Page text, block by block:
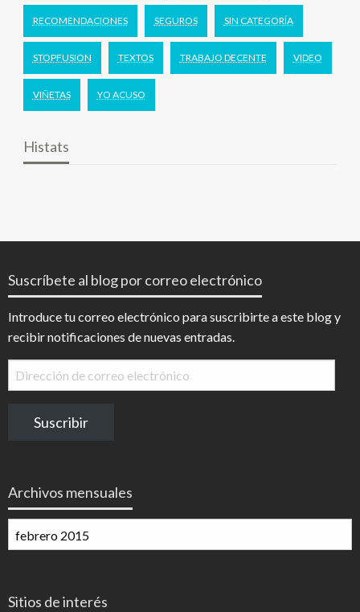
RECOMENDACIONES SEGUROS SIN CATEGORÍA
STOPFUSION TEXTOS TRABAJO DECENTE VIDEO
VIÑETAS YO ACUSO
Histats
Suscríbete al blog por correo electrónico
Introduce tu correo electrónico para suscribirte a este blog y
recibir notificaciones de nuevas entradas.
Dirección
de
electrónico
Suscribir
Archivos mensuales
mensuales
Sitios de interés